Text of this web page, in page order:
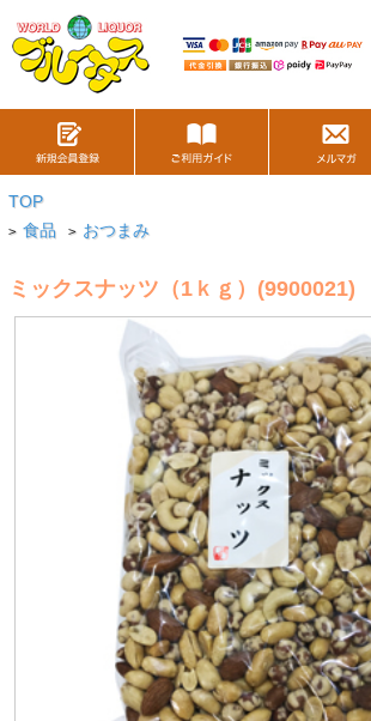
TOP
> 食品 > おつまみ
ミックスナッツ（1ｋｇ）(9900021)